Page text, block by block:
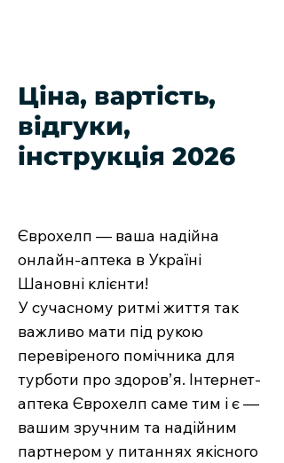
Ціна, вартість,
відгуки,
інструкція 2026
Єврохелп — ваша надійна
онлайн-аптека в Україні
Шановні клієнти!
У сучасному ритмі життя так
важливо мати під рукою
перевіреного помічника для
турботи про здоров’я. Інтернет-
аптека Єврохелп саме тим і є —
вашим зручним та надійним
партнером у питаннях якісного